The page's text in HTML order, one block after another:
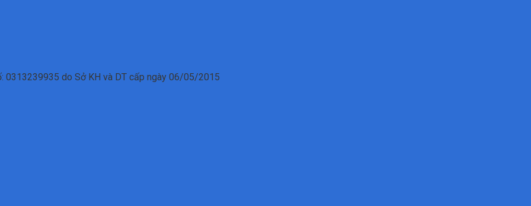
0313239935 do Sở KH và DT cấp ngày 06/05/2015